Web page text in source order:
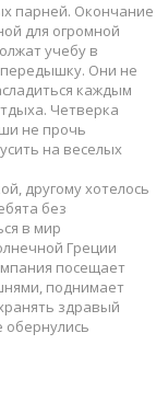
парней. Окончание
для огромной
учебу в
Они не
каждым
Четверка
не прочь
на веселых
другому хотелось
без
в мир
Греции
посещает
поднимает
здравый
обернулись